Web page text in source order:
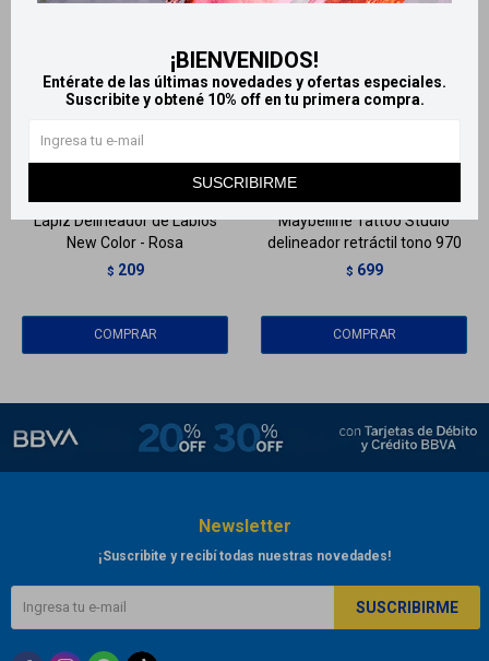
¡BIENVENIDOS!
Entérate de las últimas novedades y ofertas especiales.
Suscribite y obtené 10% off en tu primera compra.
SUSCRIBIRME
LlegaHOY
Lápiz Delineador de Labios
New Color - Rosa
$ 209
Maybelline Tattoo Studio
delineador retráctil tono 970
$ 699
Newsletter
¡Suscribite y recibí todas nuestras novedades!
SUSCRIBIRME